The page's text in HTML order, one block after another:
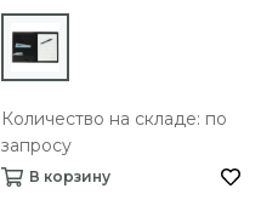
Количество на складе: по
запросу
В корзину